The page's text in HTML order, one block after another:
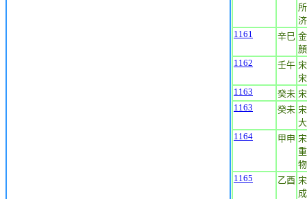
1161
辛巳
1162
壬午
1163
癸未
1163
癸未
1164
甲申
1165
乙酉